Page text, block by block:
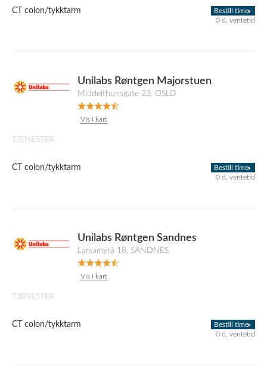
CT colon/tykktarm
Bestill time
0 d. ventetid
Unilabs Røntgen Majorstuen
Middelthunsgate 23, OSLO
Vis i kart
TJENESTER
CT colon/tykktarm
Bestill time
0 d. ventetid
Unilabs Røntgen Sandnes
Larsamyrå 18, SANDNES
Vis i kart
TJENESTER
CT colon/tykktarm
Bestill time
0 d. ventetid